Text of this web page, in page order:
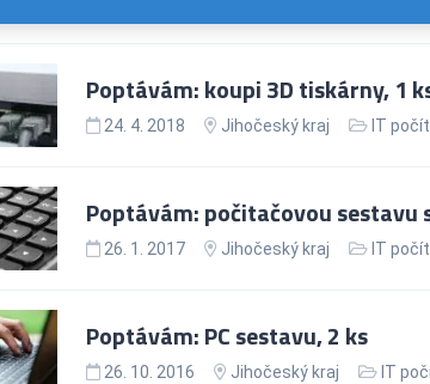
Poptávám: koupi 3D tiskárny, 1
24. 4. 2018 Jihočeský kraj IT
Poptávám: počitačovou sestavu
26. 1. 2017 Jihočeský kraj IT
Poptávám: PC sestavu, 2 ks
26. 10. 2016 Jihočeský kraj IT